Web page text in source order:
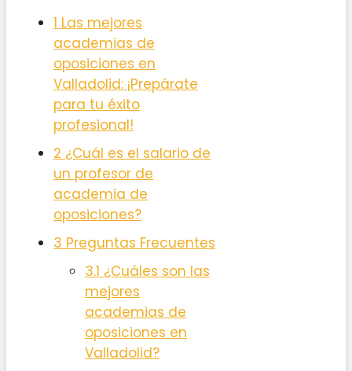
1 Las mejores
academias de
oposiciones en
Valladolid: ¡Prepárate
para tu éxito
profesional!
2 ¿Cuál es el salario de
un profesor de
academia de
oposiciones?
3 Preguntas Frecuentes
3.1 ¿Cuáles son las
mejores
academias de
oposiciones en
Valladolid?